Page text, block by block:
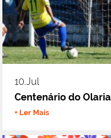
10.jul
Centenário do Olaria
+ Ler Mais